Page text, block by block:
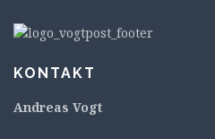
KONTAKT
Andreas Vogt